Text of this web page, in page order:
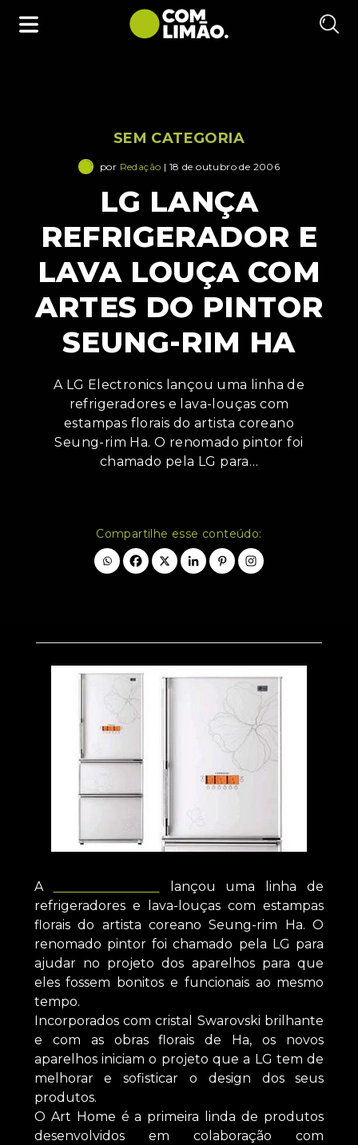
SEM CATEGORIA
por Redação | 18 de outubro de 2006
LG LANÇA
REFRIGERADOR E
LAVA LOUÇA COM
ARTES DO PINTOR
SEUNG-RIM HA
A LG Electronics lançou uma linha de
refrigeradores e lava-louças com
estampas florais do artista coreano
Seung-rim Ha. O renomado pintor foi
chamado pela LG para…
Compartilhe esse conteúdo:
A
lançou uma linha de
refrigeradores e lava-louças com estampas
florais do artista coreano Seung-rim Ha. O
renomado pintor foi chamado pela LG para
ajudar no projeto dos aparelhos para que
eles fossem bonitos e funcionais ao mesmo
tempo.
Incorporados com cristal Swarovski brilhante
e com as obras florais de Ha, os novos
aparelhos iniciam o projeto que a LG tem de
melhorar e sofisticar o design dos seus
produtos.
O Art Home é a primeira linda de produtos
desenvolvidos em colaboração com